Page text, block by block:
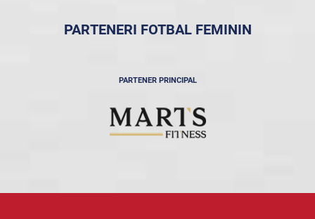
PARTENERI FOTBAL FEMININ
PARTENER PRINCIPAL